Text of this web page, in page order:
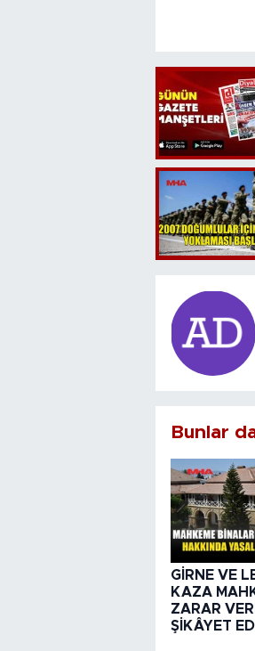
Bunlar
GİRNE VE
KAZA
ZARAR
ŞİKÂYET